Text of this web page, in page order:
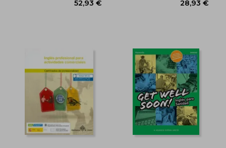
32,09 € 549,88